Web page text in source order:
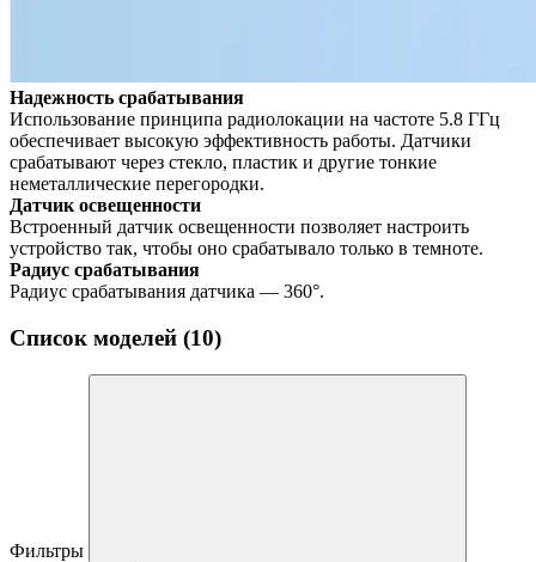
Надежность срабатывания
Использование принципа радиолокации на частоте 5.8 ГГц
обеспечивает высокую эффективность работы. Датчики
срабатывают через стекло, пластик и другие тонкие
неметаллические перегородки.
Датчик освещенности
Встроенный датчик освещенности позволяет настроить
устройство так, чтобы оно срабатывало только в темноте.
Радиус срабатывания
Радиус срабатывания датчика — 360°.
Список моделей (10)
Фильтры